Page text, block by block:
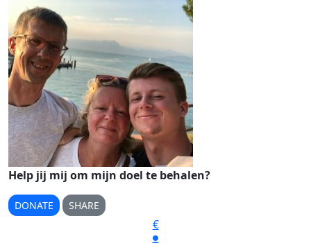
Help jij mij om mijn doel te behalen?
DONATE SHARE
€